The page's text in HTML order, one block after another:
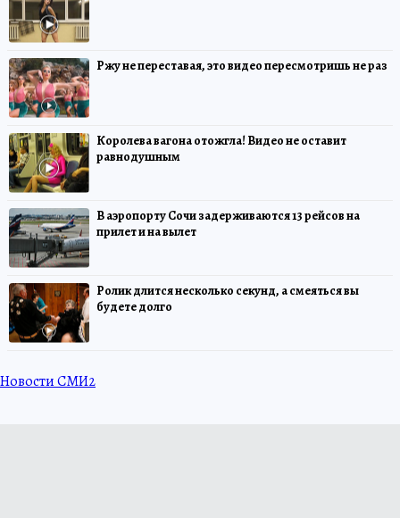
Ржу не переставая, это видео пересмотришь не раз
Королева вагона отожгла! Видео не оставит
равнодушным
В аэропорту Сочи задерживаются 13 рейсов на
прилет и на вылет
Ролик длится несколько секунд, а смеяться вы
будете долго
Новости СМИ2